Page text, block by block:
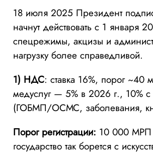
18 июля 2025 Президент
начнут действовать с 1
спецрежимы, акцизы и
нагрузку более справедливой.
1) НДС: ставка 16%, порог
медуслуг — 5% в 2026 г., 10%
(ГОБМП/ОСМС, заболевания,
Порог регистрации: 10 000
государство так борется с